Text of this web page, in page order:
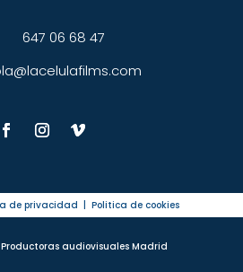
647 06 68 47
de privacidad Politica de cookies
audiovisuales Madrid